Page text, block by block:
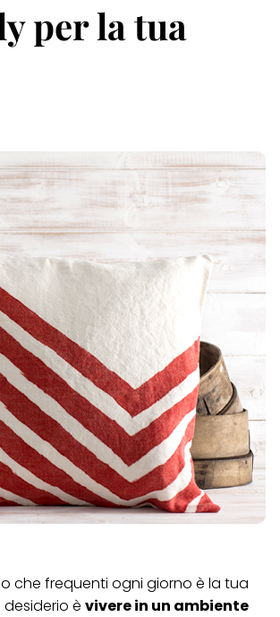
per la tua
che frequenti ogni giorno è la tua
è vivere in un ambiente